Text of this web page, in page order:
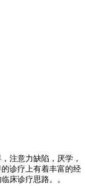
注意力缺陷，厌学，
诊疗上有着丰富的经
床诊疗思路。。